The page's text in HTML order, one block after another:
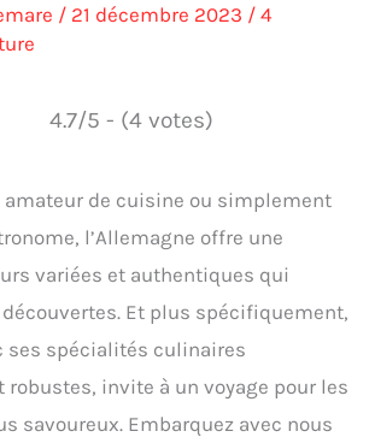
/ 21 décembre 2023 / 4
4.7/5 - (4 votes)
amateur de cuisine ou simplement
l’Allemagne offre une
variées et authentiques qui
Et plus spécifiquement,
ses spécialités culinaires
invite à un voyage pour les
savoureux. Embarquez avec nous